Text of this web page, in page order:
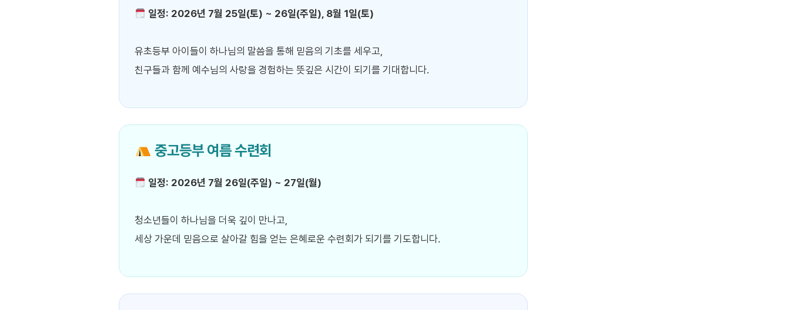
일정: 2026년 7월 25일(토) ~ 26일(주일), 8월 1일(토)
유초등부 아이들이 하나님의 말씀을 통해 믿음의 기초를 세우고,
친구들과 함께 예수님의 사랑을 경험하는 뜻깊은 시간이 되기를 기대합니다.
중고등부 여름 수련회
일정: 2026년 7월 26일(주일) ~ 27일(월)
청소년들이 하나님을 더욱 깊이 만나고,
세상 가운데 믿음으로 살아갈 힘을 얻는 은혜로운 수련회가 되기를 기도합니다.